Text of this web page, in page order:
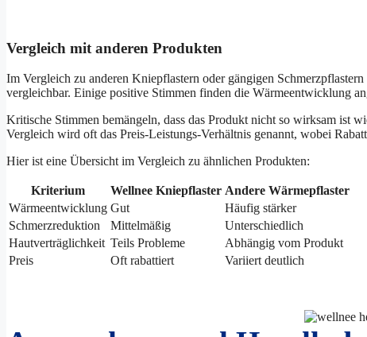
Vergleich mit anderen Produkten
Im Vergleich zu anderen Kniepflastern oder gängigen
vergleichbar. Einige positive Stimmen finden die Wärmeentwicklung
Kritische Stimmen bemängeln, dass das Produkt nicht so wirksam ist
Vergleich wird oft das Preis-Leistungs-Verhältnis genannt, wobei
Hier ist eine Übersicht im Vergleich zu ähnlichen Produkten:
Kriterium Wellnee Kniepflaster Andere Wärmepflaster
Wärmeentwicklung Gut
Häufig stärker
Schmerzreduktion
Mittelmäßig
Unterschiedlich
Hautverträglichkeit Teils Probleme
Abhängig vom Produkt
Preis
Oft rabattiert Variiert deutlich